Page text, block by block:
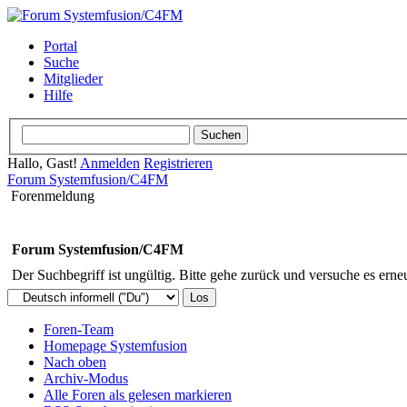
Portal
Suche
Mitglieder
Hilfe
Hallo, Gast! Anmelden Registrieren
Forum Systemfusion/C4FM
Forenmeldung
Forum Systemfusion/C4FM
Der Suchbegriff ist ungültig. Bitte gehe zurück und versuche es
Foren-Team
Homepage Systemfusion
Nach oben
Archiv-Modus
Alle Foren als gelesen markieren